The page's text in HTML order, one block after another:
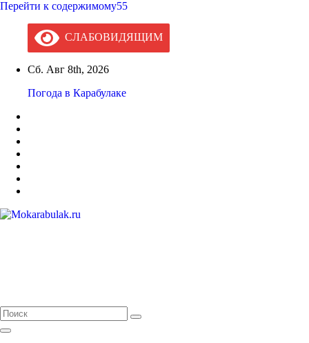
Перейти к содержимому55
СЛАБОВИДЯЩИМ
Сб. Авг 8th, 2026
Погода в Карабулаке